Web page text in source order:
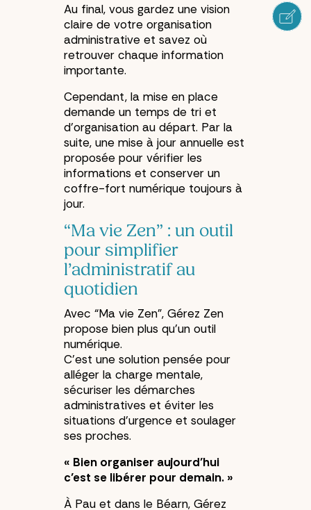
Au final, vous gardez une vision
claire de votre organisation
administrative et savez où
retrouver chaque information
importante.
Cependant, la mise en place
demande un temps de tri et
d’organisation au départ. Par la
suite, une mise à jour annuelle est
proposée pour vérifier les
informations et conserver un
coffre-fort numérique toujours à
jour.
“Ma vie Zen” : un outil
pour simplifier
l’administratif au
quotidien
Avec “Ma vie Zen”, Gérez Zen
propose bien plus qu’un outil
numérique.
C’est une solution pensée pour
alléger la charge mentale,
sécuriser les démarches
administratives et éviter les
situations d’urgence et soulager
ses proches.
« Bien organiser aujourd’hui
c’est se libérer pour demain. »
À Pau et dans le Béarn, Gérez